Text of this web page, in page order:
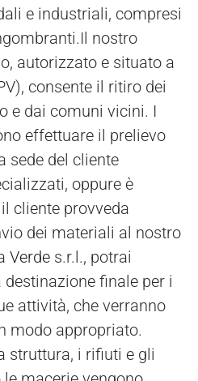
e industriali, compresi
nostro
autorizzato e situato a
consente il ritiro dei
e dai comuni vicini. I
effettuare il prelievo
sede del cliente
oppure è
cliente provveda
dei materiali al nostro
Verde s.r.l., potrai
finale per i
attività, che verranno
modo appropriato.
struttura, i rifiuti e gli